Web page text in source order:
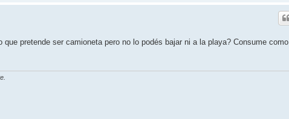
pretende ser camioneta pero no lo podés bajar ni a la playa? Consume como